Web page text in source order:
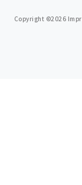
Copyright ©2026